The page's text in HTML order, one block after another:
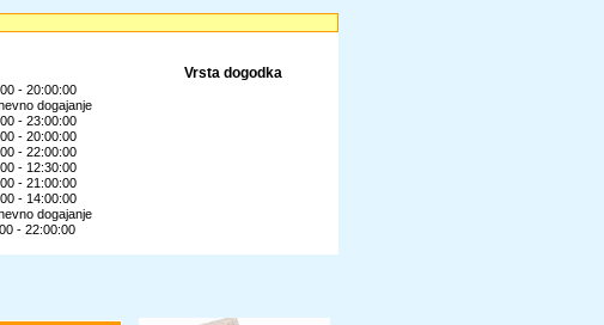
Vrsta dogodka
- 20:00:00
dogajanje
- 23:00:00
- 20:00:00
- 22:00:00
- 12:30:00
- 21:00:00
- 14:00:00
dogajanje
- 22:00:00